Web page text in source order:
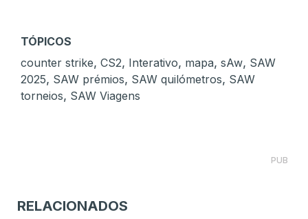
TÓPICOS
counter strike, CS2, Interativo, mapa, sAw, SAW
2025, SAW prémios, SAW quilómetros, SAW
torneios, SAW Viagens
PUB
RELACIONADOS